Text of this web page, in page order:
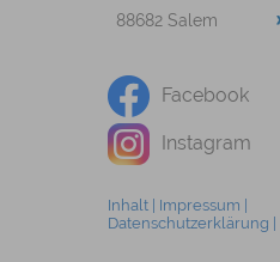
88682 Salem
Facebook
Instagram
Inhalt| Impressum
Datenschutzerklärung